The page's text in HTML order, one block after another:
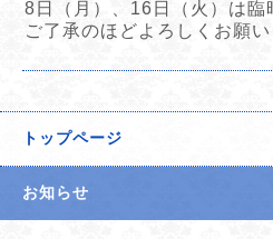
8日（月）、16日（火）は臨
ご了承のほどよろしくお願い
トップページ
お知らせ